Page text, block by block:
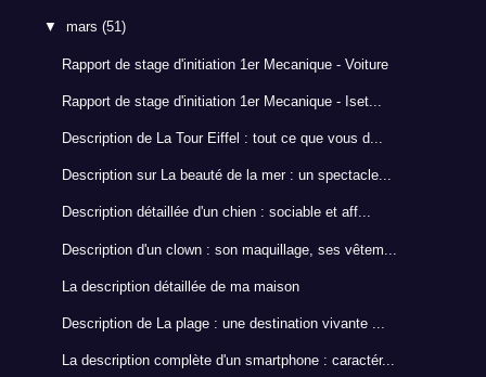
▼mars(51)
Rapport de stage d'initiation 1er Mecanique - Voiture
Rapport de stage d'initiation 1er Mecanique - Iset...
Description de La Tour Eiffel : tout ce que vous d...
Description sur La beauté de la mer : un spectacle...
Description détaillée d'un chien : sociable et aff...
Description d'un clown : son maquillage, ses vêtem...
La description détaillée de ma maison
Description de La plage : une destination vivante ...
La description complète d'un smartphone : caractér...